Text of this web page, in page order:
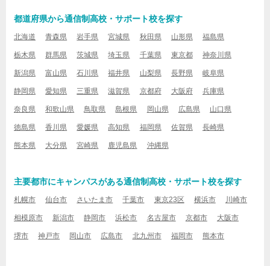
都道府県から通信制高校・サポート校を探す
北海道 青森県 岩手県 宮城県 秋田県 山形県 福島県
栃木県 群馬県 茨城県 埼玉県 千葉県 東京都 神奈川県
新潟県 富山県 石川県 福井県 山梨県 長野県 岐阜県
静岡県 愛知県 三重県 滋賀県 京都府 大阪府 兵庫県
奈良県 和歌山県 鳥取県 島根県 岡山県 広島県 山口県
徳島県 香川県 愛媛県 高知県 福岡県 佐賀県 長崎県
熊本県 大分県 宮崎県 鹿児島県 沖縄県
主要都市にキャンパスがある通信制高校・サポート校を探す
札幌市 仙台市 さいたま市 千葉市 東京23区 横浜市 川崎市
相模原市 新潟市 静岡市 浜松市 名古屋市 京都市 大阪市
堺市 神戸市 岡山市 広島市 北九州市 福岡市 熊本市